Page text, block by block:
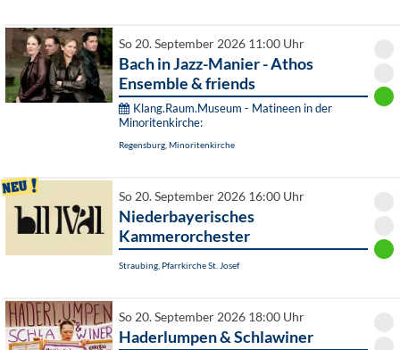
So 20. September 2026 11:00 Uhr
Bach in Jazz-Manier - Athos
Ensemble & friends
Klang.Raum.Museum - Matineen in der
Minoritenkirche:
Regensburg, Minoritenkirche
So 20. September 2026 16:00 Uhr
Niederbayerisches
Kammerorchester
Straubing, Pfarrkirche St. Josef
So 20. September 2026 18:00 Uhr
Haderlumpen & Schlawiner